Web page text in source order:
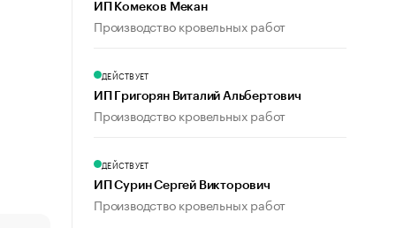
ИП Комеков Мекан
Производство кровельных работ
ДЕЙСТВУЕТ
ИП Григорян Виталий Альбертович
Производство кровельных работ
ДЕЙСТВУЕТ
ИП Сурин Сергей Викторович
Производство кровельных работ